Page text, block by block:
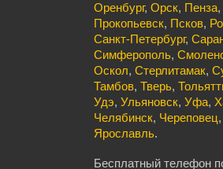
Оренбург, Орск, Пенза,
Прокопьевск, Псков,
Санкт-Петербург,
Симферополь,
Оскол, Стерлитамак,
Тамбов, Тверь,
Удэ, Ульяновск, Уфа,
Челябинск, Череповец,
Ярославль.
Бесплатный телефон